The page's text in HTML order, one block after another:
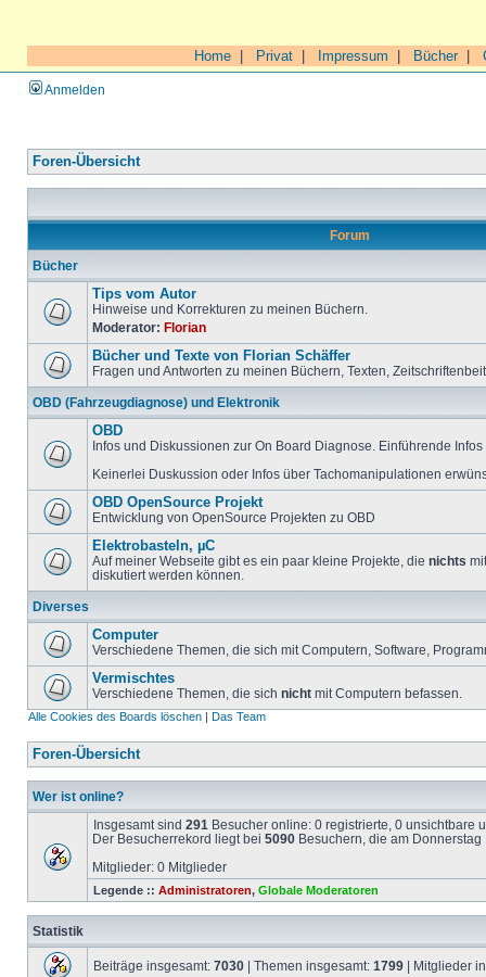
Home Privat Impressum Bücher|
Anmelden
Foren-Übersicht
Forum
Bücher
Tips vom Autor
Hinweise und Korrekturen zu meinen Büchern.
Moderator: Florian
Bücher und Texte von Florian Schäffer
Fragen und Antworten zu meinen Büchern, Texten,
OBD (Fahrzeugdiagnose) und Elektronik
OBD
Infos und Diskussionen zur On Board Diagnose. Einführende
Keinerlei Duskussion oder Infos über Tachomanipulationen
OBD OpenSource Projekt
Entwicklung von OpenSource Projekten zu OBD
Elektrobasteln, µC
Auf meiner Webseite gibt es ein paar kleine Projekte, die nichts
diskutiert werden können.
Diverses
Computer
Verschiedene Themen, die sich mit Computern, Software,
Vermischtes
Verschiedene Themen, die sich nicht mit Computern befassen.
Alle Cookies des Boards löschen | Das Team
Foren-Übersicht
Wer ist online?
Insgesamt sind 291 Besucher online: 0 registrierte, 0 unsichtbare
Der Besucherrekord liegt bei 5090 Besuchern, die am
Mitglieder: 0 Mitglieder
Legende :: Administratoren, Globale Moderatoren
Statistik
Beiträge insgesamt: 7030 | Themen insgesamt: 1799 | Mitglieder